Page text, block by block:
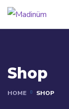
Shop
HOME SHOP